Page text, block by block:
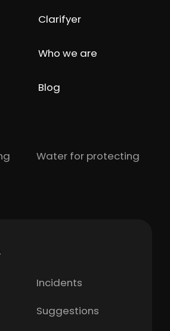
Clarifyer
Who we are
Blog
Water for protecting
Incidents
Suggestions